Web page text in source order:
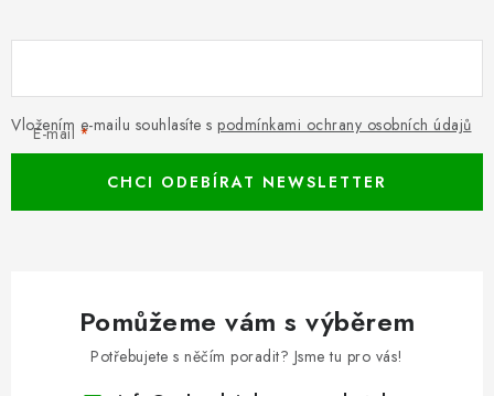
E-mail
Vložením e-mailu souhlasíte s podmínkami ochrany osobních údajů
CHCI ODEBÍRAT NEWSLETTER
Pomůžeme vám s výběrem
Potřebujete s něčím poradit? Jsme tu pro vás!